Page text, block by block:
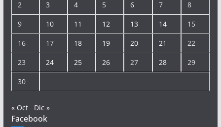
2 3 4 5 6 7 8
9 10 11 12 13 14 15
16 17 18 19 20 21 22
23 24 25 26 27 28 29
30
« Oct Dic »
Facebook